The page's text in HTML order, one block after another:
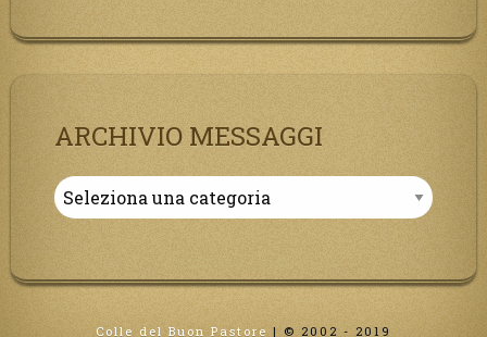
ARCHIVIO MESSAGGI
Archivio
Messaggi
Colle del Buon Pastore | © 2002 - 2019